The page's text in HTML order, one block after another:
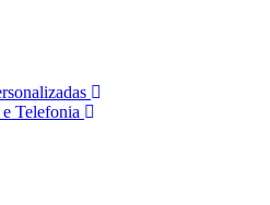
Telefonia